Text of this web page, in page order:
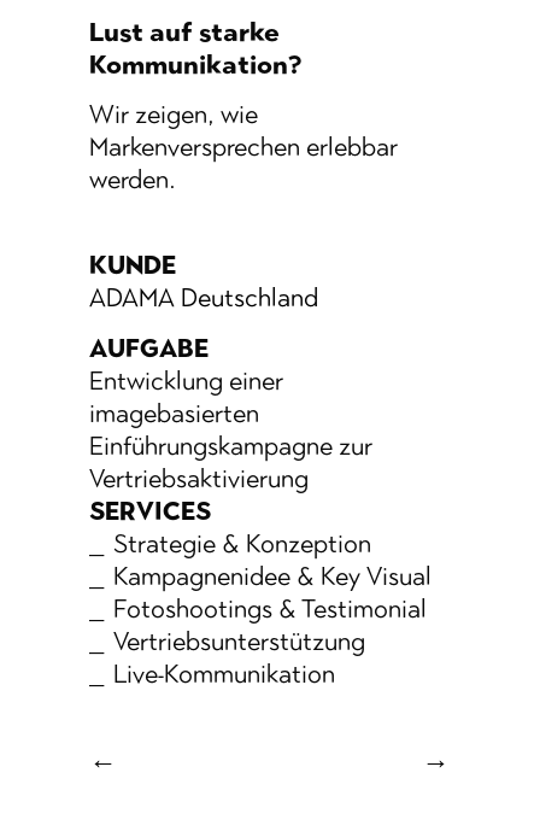
Lust auf starke
Kommunikation?
Wir zeigen, wie
Markenversprechen erlebbar
werden.
KUNDE
ADAMA Deutschland
AUFGABE
Entwicklung einer
imagebasierten
Einführungskampagne zur
Vertriebsaktivierung
SERVICES
Strategie & Konzeption
Kampagnenidee & Key Visual
Fotoshootings & Testimonial
Vertriebsunterstützung
Live-Kommunikation
← →